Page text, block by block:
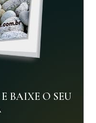
BAIXE O SEU